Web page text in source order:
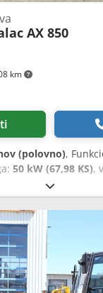
km
AX 850
(polovno),
50 kW (67,98 KS),
, dimenzija gume:
2023, radni sati:
dodatna prednja
standardna lopata,
Stage V, 20. km/
Kontinuirano rad
spojnici za 1.
Mitas 405/70